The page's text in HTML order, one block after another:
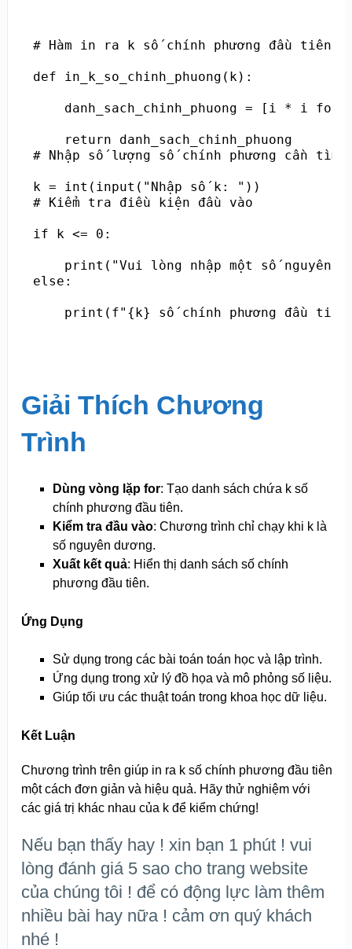
# Hàm in ra k số chính phương đầu tiên
def in_k_so_chinh_phuong(k):
danh_sach_chinh_phuong = [i * i
return danh_sach_chinh_phuong
# Nhập số lượng số chính phương cần tìm
k = int(input("Nhập số k: "))
# Kiểm tra điều kiện đầu vào
if k <= 0:
print("Vui lòng nhập một số nguyên
else:
print(f"{k} số chính phương đầu tiên
Giải Thích Chương
Trình
Dùng vòng lặp for: Tạo danh sách chứa k số
chính phương đầu tiên.
Kiểm tra đầu vào: Chương trình chỉ chạy khi k là
số nguyên dương.
Xuất kết quả: Hiển thị danh sách số chính
phương đầu tiên.
Ứng Dụng
Sử dụng trong các bài toán toán học và lập trình.
Ứng dụng trong xử lý đồ họa và mô phỏng số liệu.
Giúp tối ưu các thuật toán trong khoa học dữ liệu.
Kết Luận
Chương trình trên giúp in ra k số chính phương đầu tiên
một cách đơn giản và hiệu quả. Hãy thử nghiệm với
các giá trị khác nhau của k để kiểm chứng!
Nếu bạn thấy hay ! xin bạn 1 phút ! vui
lòng đánh giá 5 sao cho trang website
của chúng tôi ! để có động lực làm thêm
nhiều bài hay nữa ! cảm ơn quý khách
nhé !